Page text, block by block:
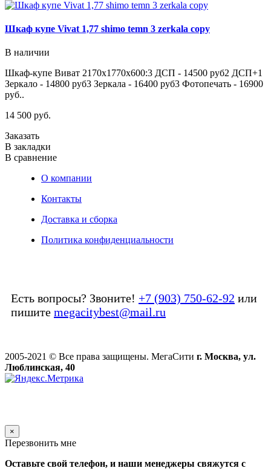
Шкаф купе Vivat 1,77 shimo temn 3 zerkala copy
В наличии
Шкаф-купе Виват 2170х1770х600:3 ДСП - 14500 руб2 ДСП+1
Зеркало - 14800 руб3 Зеркала - 16400 руб3 Фотопечать - 16900
руб..
14 500 руб.
Заказать
В закладки
В сравнение
О компании
Контакты
Доставка и сборка
Политика конфиденциальности
Есть вопросы? Звоните! +7 (903) 750-62-92 или
пишите megacitybest@mail.ru
2005-2021 © Все права защищены. МегаСити г. Москва, ул.
Люблинская, 40
×
Перезвонить мне
Оставьте свой телефон, и наши менеджеры свяжутся с